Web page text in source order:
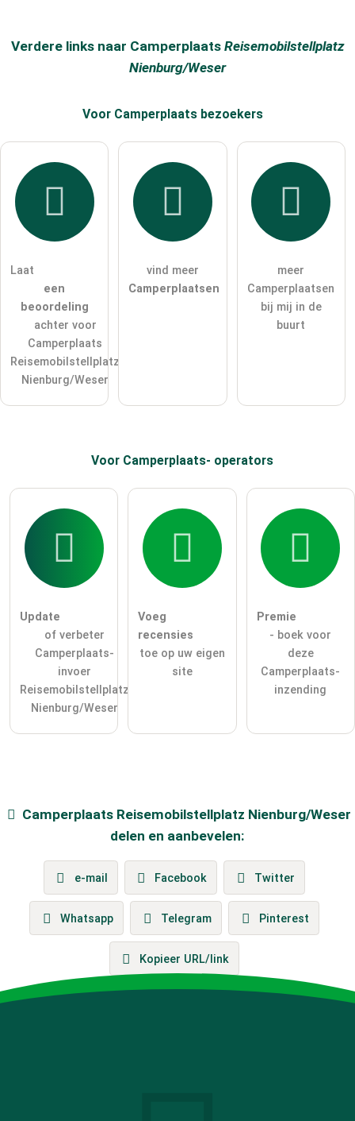
Verdere links naar Camperplaats Reisemobilstellplatz
Nienburg/Weser
Voor Camperplaats bezoekers
Laat
een
beoordeling
achter voor
Camperplaats
Reisemobilstellplatz
Nienburg/Weser
vind meer
Camperplaatsen
meer
Camperplaatsen
bij mij in de
buurt
Voor Camperplaats- operators
Update
of verbeter
Camperplaats-
invoer
Reisemobilstellplatz
Nienburg/Weser
Voeg
recensies
toe op uw eigen
site
Premie
- boek voor
deze
Camperplaats-
inzending
Camperplaats Reisemobilstellplatz Nienburg/Weser
delen en aanbevelen:
e-mail Facebook Twitter
Whatsapp Telegram Pinterest
Kopieer URL/link